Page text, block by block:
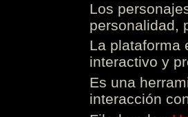
Los
personalidad,
La plataforma
interactivo y
Es una
interacción